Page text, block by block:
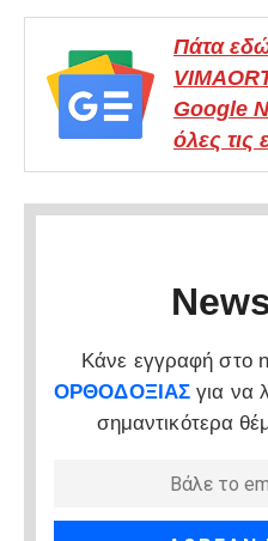
Πάτα
Google
όλες τις
Κάνε εγγραφή στο
ΟΡΘΟΔΟΞΙΑΣ για να
σημαντικότερα